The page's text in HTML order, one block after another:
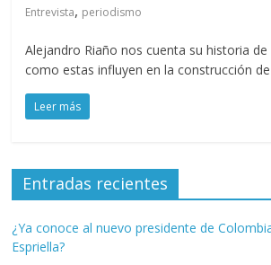
Entrevista, periodismo
Alejandro Riaño nos cuenta su historia de
como estas influyen en la construcción
Leer más
Entradas recientes
¿Ya conoce al nuevo presidente de
Espriella?